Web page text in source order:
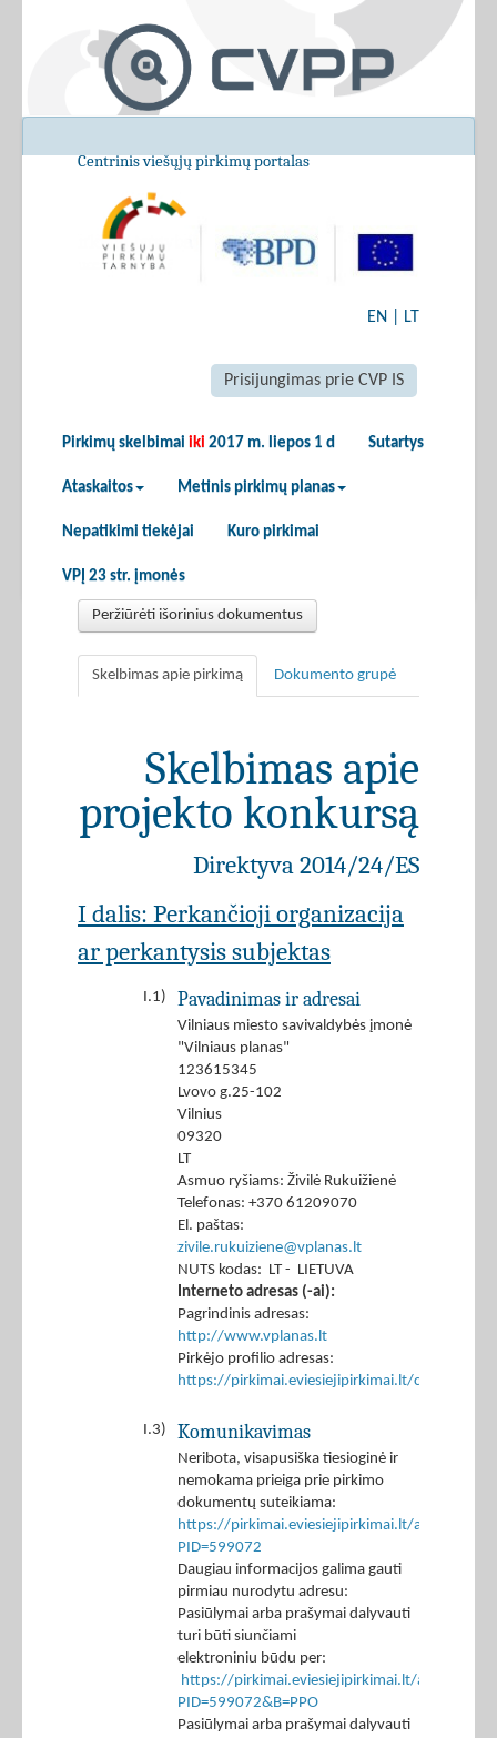
Centrinis viešųjų pirkimų portalas
EN LT
Prisijungimas prie CVP IS
Pirkimų skelbimai iki 2017 m. liepos 1 d Sutartys
Ataskaitos Metinis pirkimų planas
Nepatikimi tiekėjai Kuro pirkimai
VPĮ 23 str. įmonės
Peržiūrėti išorinius dokumentus
Skelbimas apie pirkimą Dokumento grupė
Skelbimas apie
projekto konkursą
Direktyva 2014/24/ES
I dalis: Perkančioji organizacija
ar perkantysis subjektas
I.1) Pavadinimas ir adresai
Vilniaus miesto savivaldybės įmonė
"Vilniaus planas"
123615345
Lvovo g.25-102
Vilnius
09320
LT
Asmuo ryšiams: Živilė Rukuižienė
Telefonas: +370 61209070
El. paštas:
zivile.rukuiziene@vplanas.lt
NUTS kodas: LT - LIETUVA
Interneto adresas (-ai):
Pagrindinis adresas:
http://www.vplanas.lt
Pirkėjo profilio adresas:
https://pirkimai.eviesiejipirkimai.lt/ctm/
I.3) Komunikavimas
Neribota, visapusiška tiesioginė ir
nemokama prieiga prie pirkimo
dokumentų suteikiama:
https://pirkimai.eviesiejipirkimai.lt/app/rfq/
PID=599072
Daugiau informacijos galima gauti
pirmiau nurodytu adresu:
Pasiūlymai arba prašymai dalyvauti
turi būti siunčiami
elektroniniu būdu per:
https://pirkimai.eviesiejipirkimai.lt/app/rfq/
PID=599072&B=PPO
Pasiūlymai arba prašymai dalyvauti